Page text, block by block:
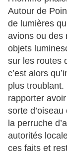
Autour de
de lumières
avions ou des
objets
sur les routes
c’est alors
plus
rapporter
sorte
la perruche
autorités
ces faits et